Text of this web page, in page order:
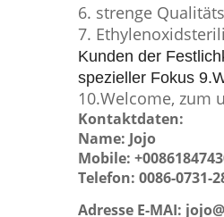
6. strenge
7.
Kunden der
spezieller Fokus
10.Welcome, zum
Kontaktdaten:
Name: Jojo
Mobile:
Telefon: 0086-0731-
Adresse E-MAI: